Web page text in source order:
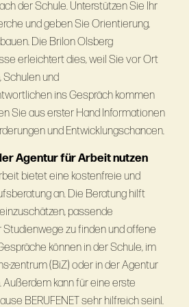
der Schule. Unterstützen Sie Ihr
und geben Sie Orientierung,
Die Brilon Olsberg
erleichtert dies, weil Sie vor Ort
Schulen und
ins Gespräch kommen
Sie aus erster Hand Informationen
und Entwicklungschancen.
Agentur für Arbeit nutzen
bietet eine kostenfreie und
an. Die Beratung hilft
passende
Studienwege zu finden und offene
können in der Schule, im
zentrum (BiZ) oder in der Agentur
kann für eine erste
BERUFENET sehr hilfreich seinl.